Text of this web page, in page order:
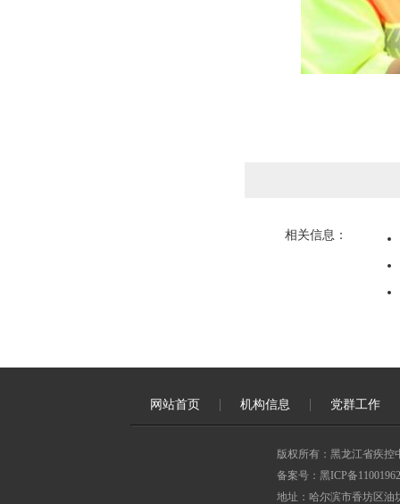
相关信息：
网站首页 机构信息 党群工作
版权所有：黑龙江省疾控
备案号：黑ICP备
地址：哈尔滨市香坊区油